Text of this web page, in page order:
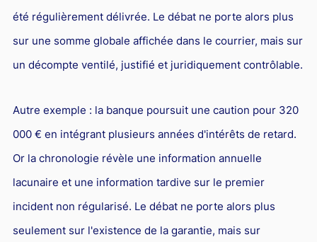
été régulièrement délivrée. Le débat ne porte alors plus
sur une somme globale affichée dans le courrier, mais sur
un décompte ventilé, justifié et juridiquement contrôlable.
Autre exemple : la banque poursuit une caution pour 320
000 € en intégrant plusieurs années d'intérêts de retard.
Or la chronologie révèle une information annuelle
lacunaire et une information tardive sur le premier
incident non régularisé. Le débat ne porte alors plus
seulement sur l'existence de la garantie, mais sur